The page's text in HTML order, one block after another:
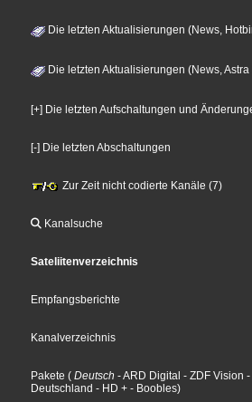
Die letzten Aktualisierungen (News,
Die letzten Aktualisierungen (News, Astra
[+] Die letzten Aufschaltungen und
[-] Die letzten Abschaltungen
Zur Zeit nicht codierte Kanäle (7)
Kanalsuche
Sateliitenverzeichnis
Empfangsberichte
Kanalverzeichnis
Pakete ( Deutsch - ARD Digital - ZDF Vision -
Deutschland - HD + - Boobles)